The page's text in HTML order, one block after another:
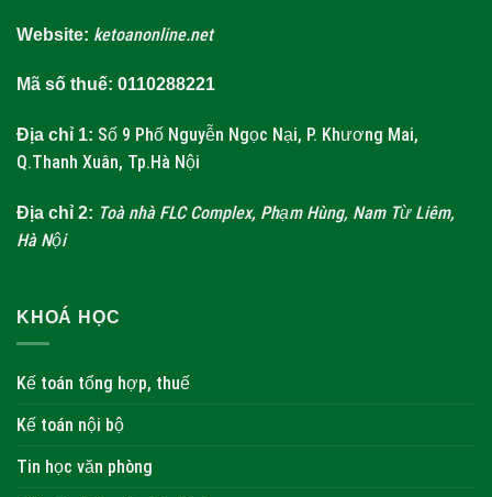
Website: ketoanonline.net
Mã số thuế: 0110288221
Địa chỉ 1: Số 9 Phố Nguyễn Ngọc Nại, P. Khương Mai,
Q.Thanh Xuân, Tp.Hà Nội
Địa chỉ 2: Toà nhà FLC Complex, Phạm Hùng, Nam Từ Liêm,
Hà Nội
KHOÁ HỌC
Kế toán tổng hợp, thuế
Kế toán nội bộ
Tin học văn phòng